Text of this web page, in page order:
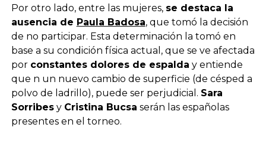
Por otro lado, entre las mujeres, se destaca la
ausencia de Paula Badosa, que tomó la decisión
de no participar. Esta determinación la tomó en
base a su condición física actual, que se ve afectada
por constantes dolores de espalda y entiende
que n un nuevo cambio de superficie (de césped a
polvo de ladrillo), puede ser perjudicial. Sara
Sorribesy Cristina Bucsa serán las españolas
presentes en el torneo.